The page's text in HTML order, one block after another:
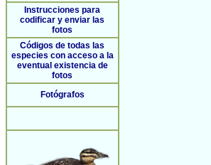
Instrucciones para
codificar y enviar las
fotos
Códigos de todas las
especies con acceso a la
eventual existencia de
fotos
Fotógrafos